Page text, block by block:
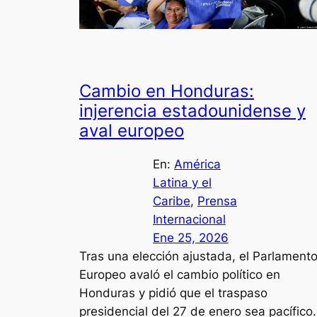
Cambio en Honduras:
injerencia estadounidense y
aval europeo
En: América
Latina y el
Caribe, Prensa
Internacional
Ene 25, 2026
Tras una elección ajustada, el Parlamento
Europeo avaló el cambio político en
Honduras y pidió que el traspaso
presidencial del 27 de enero sea pacífico.